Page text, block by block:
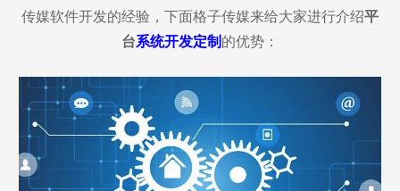
传媒软件开发的经验，下面格子传媒来给大家进行介绍平
台系统开发定制 的优势：